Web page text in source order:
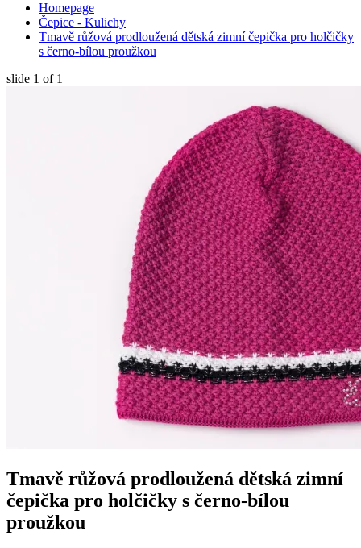
Homepage
Čepice - Kulichy
Tmavě růžová prodloužená dětská zimní čepička pro holčičky
s černo-bílou proužkou
slide 1 of 1
Tmavě růžová prodloužená dětská zimní
čepička pro holčičky s černo-bílou
proužkou